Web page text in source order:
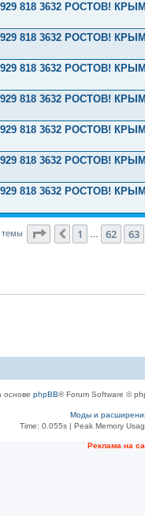
8 929 818 3632 РОСТОВ!
8 929 818 3632 РОСТОВ!
8 929 818 3632 РОСТОВ!
8 929 818 3632 РОСТОВ!
8 929 818 3632 РОСТОВ!
8 929 818 3632 РОСТОВ!
8 929 818 3632 РОСТОВ!
темы Страница 64из 431
Пред.
1 62 63
основе phpBB® Forum Software ©
Моды и
Time: 0.055s| Peak Memory
Рeклама на